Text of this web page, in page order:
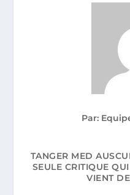
Par:
TANGER MED
SEULE CRITIQUE
VIENT